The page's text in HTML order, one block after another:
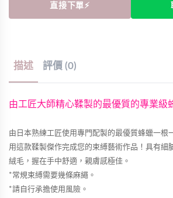
直接下單⚡
描述 評價 (0)
由工匠大師精心鞣製的最優質的專業級
由日本熟練工匠使用專門配製的最優質蜂蠟一根
用這款鞣製傑作完成您的束縛藝術作品！具有細
絨毛，握在手中舒適，親膚感極佳。
*常規束縛需要幾條麻繩。
*請自行承擔使用風險。